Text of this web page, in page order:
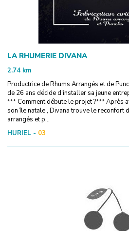
LA RHUMERIE DIVANA
2.74 km
Productrice de Rhums Arrangés et de
de 26 ans décide d'installer sa jeune
*** Comment débute le projet ?*** Après
son île natale , Divana trouve le reconfort
arrangés et p...
HURIEL - 03